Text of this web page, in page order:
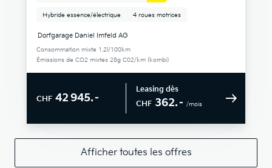
Hybride essence/électrique 4 roues motrices
Dorfgarage Daniel Imfeld AG
Consommation mixte 1.2l/100km
Émissions de CO2 mixtes 28g C02/km (kombi)
CHF 42 945.–
Leasing dès
CHF 362.– /mois
Afficher toutes les offres